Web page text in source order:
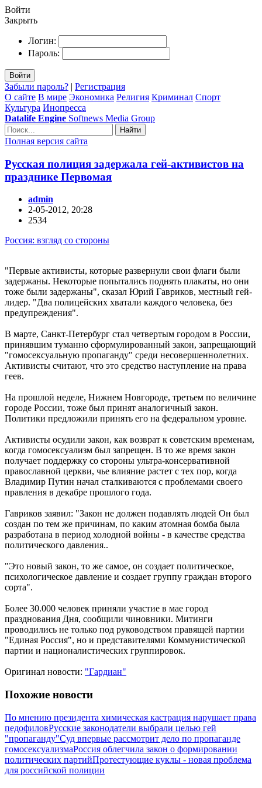
Войти
Закрыть
Логин:
Пароль:
Войти
Забыли пароль? | Регистрация
О сайте В мире Экономика Религия Криминал Спорт
Культура Инопресса
Datalife Engine Softnews Media Group
Найти
Полная версия сайта
Русская полиция задержала гей-активистов на
празднике Первомая
admin
2-05-2012, 20:28
2534
Россия: взгляд со стороны
"Первые активисты, которые развернули свои флаги были
задержаны. Некоторые попытались поднять плакаты, но они
тоже были задержаны", сказал Юрий Гавриков, местный гей-
лидер. "Два полицейских хватали каждого человека, без
предупреждения".
В марте, Санкт-Петербург стал четвертым городом в России,
принявшим туманно сформулированный закон, запрещающий
"гомосексуальную пропаганду" среди несовершеннолетних.
Активисты считают, что это средство наступление на права
геев.
На прошлой неделе, Нижнем Новгороде, третьем по величине
городе России, тоже был принят аналогичный закон.
Политики предложили принять его на федеральном уровне.
Активисты осудили закон, как возврат к советским временам,
когда гомосексуализм был запрещен. В то же время закон
получает поддержку со стороны ультра-консервативной
православной церкви, чье влияние растет с тех пор, когда
Владимир Путин начал сталкиваются с проблемами своего
правления в декабре прошлого года.
Гавриков заявил: "Закон не должен подавлять людей Он был
создан по тем же причинам, по каким атомная бомба была
разработана в период холодной войны - в качестве средства
политического давления..
"Это новый закон, то же самое, он создает политическое,
психологическое давление и создает группу граждан второго
сорта".
Более 30.000 человек приняли участие в мае город
празднования Дня, сообщили чиновники. Митинги
проводились не только под руководством правящей партии
"Единая Россия", но и представителями Коммунистической
партии и националистических группировок.
Оригинал новости: "Гардиан"
Похожие новости
По мнению президента химическая кастрация нарушает права
педофиловРусские законодатели выбрали целью гей
"пропаганду"Суд впервые рассмотрит дело по пропаганде
гомосексуализмаРоссия облегчила закон о формировании
политических партийПротестующие куклы - новая проблема
для российской полиции